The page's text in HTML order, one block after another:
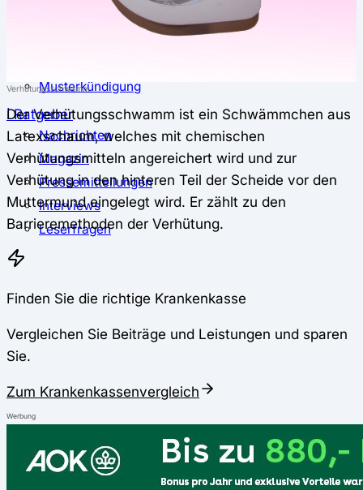
Krankenkassenwechsel
Musterkündigung
ℹ Ratgeber
Nachrichten
Magazin
Pressemitteilungen
Interviews
Leserfragen
Verhütungsschwamm
Der Verhütungsschwamm ist ein Schwämmchen aus
Latexschaum, welches mit chemischen
Verhütungsmitteln angereichert wird und zur
Verhütung in den hinteren Teil der Scheide vor den
Muttermund eingelegt wird. Er zählt zu den
Barrieremethoden der Verhütung.
Finden Sie die richtige Krankenkasse
Vergleichen Sie Beiträge und Leistungen und sparen
Sie.
Zum Krankenkassenvergleich
Werbung